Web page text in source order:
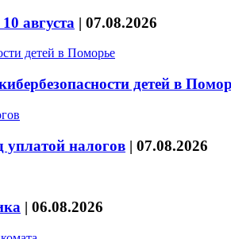
августа | 07.08.2026
детей в
уплатой налогов | 07.08.2026
| 06.08.2026